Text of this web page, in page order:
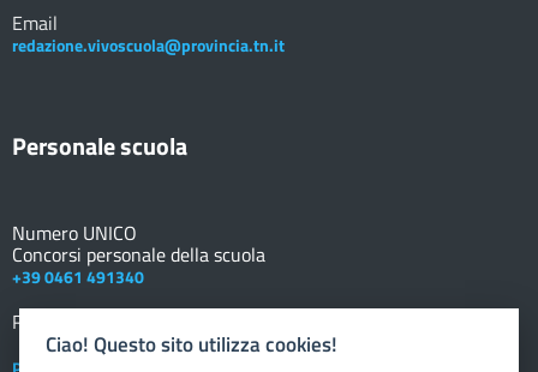
Email
redazione.vivoscuola@provincia.tn.it
Personale scuola
Numero UNICO
Concorsi personale della scuola
+39 0461 491340
Registro elettronico
Ciao! Questo sito utilizza cookies!